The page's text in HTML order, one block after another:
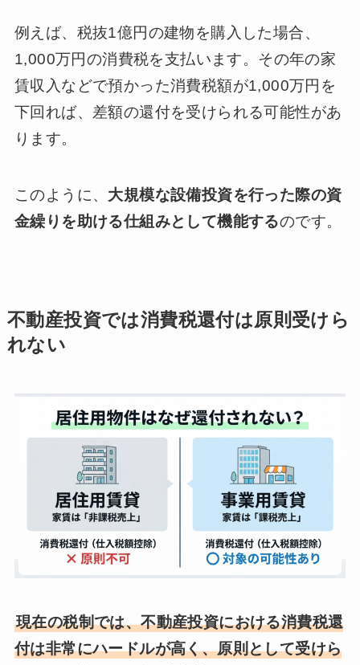
例えば、税抜1億円の建物を購入した場合、
1,000万円の消費税を支払います。その年の家
賃収入などで預かった消費税額が1,000万円を
下回れば、差額の還付を受けられる可能性があ
ります。
このように、 大規模な設備投資を行った際の資
金繰りを助ける仕組みとして機能するのです。
不動産投資では消費税還付は原則受けら
れない
現在の税制では、不動産投資における消費税還
付は非常にハードルが高く、原則として受けら